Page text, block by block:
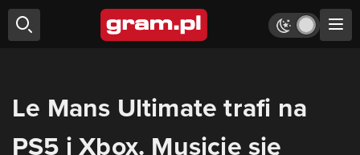
Le Mans Ultimate trafi na
PS5 i Xbox. Musicie się